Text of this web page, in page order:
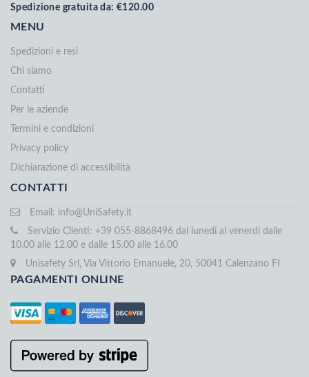
Spedizione gratuita da: €120.00
MENU
Spedizioni e resi
Chi siamo
Contatti
Per le aziende
Termini e condizioni
Privacy policy
Dichiarazione di accessibilità
CONTATTI
Email: info@UniSafety.it
Servizio Clienti: +39 055-8868496 dal lunedi al venerdi dalle
10.00 alle 12.00 e dalle 15.00 alle 16.00
Unisafety Srl, Via Vittorio Emanuele, 20, 50041 Calenzano FI
PAGAMENTI ONLINE